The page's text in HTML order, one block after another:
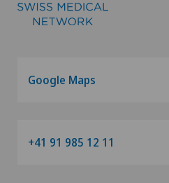
Google Maps
+41 91 985 12 11